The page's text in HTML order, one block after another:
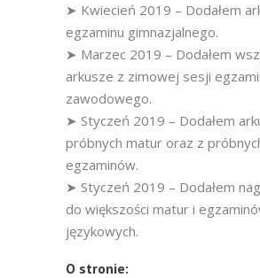
➤ Kwiecień 2019 – Dodałem
egzaminu gimnazjalnego.
➤ Marzec 2019 – Dodałem
arkusze z zimowej sesji
zawodowego.
➤ Styczeń 2019 – Dodałem
próbnych matur oraz z
egzaminów.
➤ Styczeń 2019 – Dodałem
do większości matur i
językowych.
O stronie: